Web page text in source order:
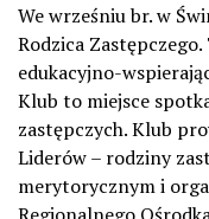
We wrześniu br. w
Rodzica
edukacyjno-
Klub to miejsce
zastępczych. Klub
Liderów – rodziny
merytorycznym i